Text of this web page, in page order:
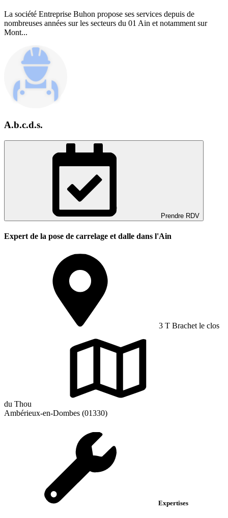
La société Entreprise Buhon propose ses services depuis de
nombreuses années sur les secteurs du 01 Ain et notamment sur
Mont...
A.b.c.d.s.
Prendre RDV
Expert de la pose de carrelage et dalle dans l'Ain
3 T Brachet le clos
du Thou
Ambérieux-en-Dombes (01330)
Expertises